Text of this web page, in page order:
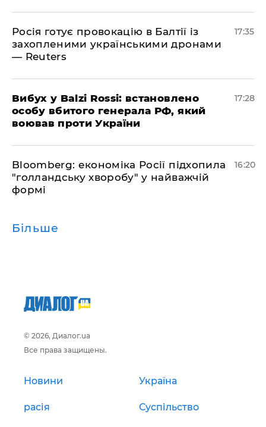
Росія готує провокацію в Балтії із
захопленими українськими дронами
— Reuters
17:35
​Вибух у Balzi Rossi: встановлено
особу вбитого генерала РФ, який
воював проти України
17:28
Bloomberg: економіка Росії підхопила
"голландську хворобу" у найважчій
формі
16:20
Більше
© 2026, Диалог.ua
Все права защищены.
Новини Україна
расія Суспільство